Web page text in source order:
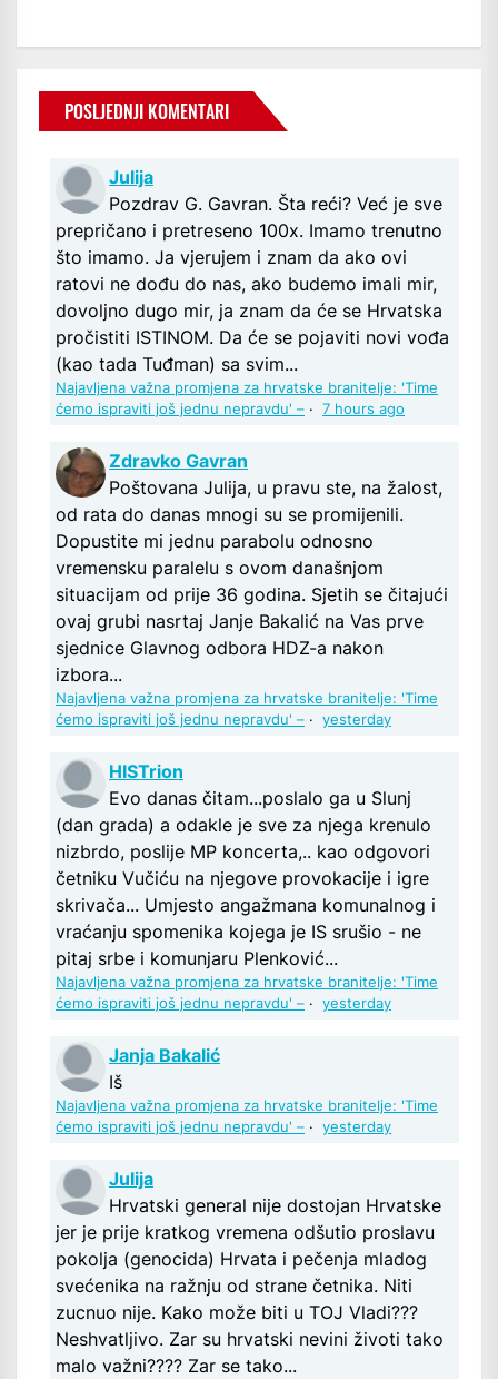
POSLJEDNJI KOMENTARI
Julija
Pozdrav G. Gavran. Šta reći? Već je sve
prepričano i pretreseno 100x. Imamo trenutno
što imamo. Ja vjerujem i znam da ako ovi
ratovi ne dođu do nas, ako budemo imali mir,
dovoljno dugo mir, ja znam da će se Hrvatska
pročistiti ISTINOM. Da će se pojaviti novi vođa
(kao tada Tuđman) sa svim...
Najavljena važna promjena za hrvatske branitelje: 'Time
ćemo ispraviti još jednu nepravdu' – · 7 hours ago
Zdravko Gavran
Poštovana Julija, u pravu ste, na žalost,
od rata do danas mnogi su se promijenili.
Dopustite mi jednu parabolu odnosno
vremensku paralelu s ovom današnjom
situacijam od prije 36 godina. Sjetih se čitajući
ovaj grubi nasrtaj Janje Bakalić na Vas prve
sjednice Glavnog odbora HDZ-a nakon
izbora...
Najavljena važna promjena za hrvatske branitelje: 'Time
ćemo ispraviti još jednu nepravdu' – · yesterday
HISTrion
Evo danas čitam...poslalo ga u Slunj
(dan grada) a odakle je sve za njega krenulo
nizbrdo, poslije MP koncerta,.. kao odgovori
četniku Vučiću na njegove provokacije i igre
skrivača... Umjesto angažmana komunalnog i
vraćanju spomenika kojega je IS srušio - ne
pitaj srbe i komunjaru Plenković...
Najavljena važna promjena za hrvatske branitelje: 'Time
ćemo ispraviti još jednu nepravdu' – · yesterday
Janja Bakalić
Iš
Najavljena važna promjena za hrvatske branitelje: 'Time
ćemo ispraviti još jednu nepravdu' – · yesterday
Julija
Hrvatski general nije dostojan Hrvatske
jer je prije kratkog vremena odšutio proslavu
pokolja (genocida) Hrvata i pečenja mladog
svećenika na ražnju od strane četnika. Niti
zucnuo nije. Kako može biti u TOJ Vladi???
Neshvatljivo. Zar su hrvatski nevini životi tako
malo važni???? Zar se tako...